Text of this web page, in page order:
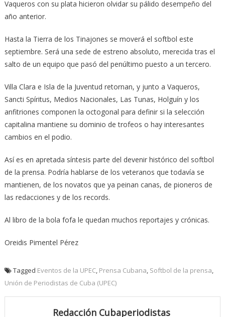
Vaqueros con su plata hicieron olvidar su pálido desempeño del
año anterior.
Hasta la Tierra de los Tinajones se moverá el softbol este
septiembre. Será una sede de estreno absoluto, merecida tras el
salto de un equipo que pasó del penúltimo puesto a un tercero.
Villa Clara e Isla de la Juventud retornan, y junto a Vaqueros,
Sancti Spíritus, Medios Nacionales, Las Tunas, Holguín y los
anfitriones componen la octogonal para definir si la selección
capitalina mantiene su dominio de trofeos o hay interesantes
cambios en el podio.
Así es en apretada síntesis parte del devenir histórico del softbol
de la prensa. Podría hablarse de los veteranos que todavía se
mantienen, de los novatos que ya peinan canas, de pioneros de
las redacciones y de los records.
Al libro de la bola fofa le quedan muchos reportajes y crónicas.
Oreidis Pimentel Pérez
Tagged Eventos de la UPEC, Prensa Cubana, Softbol de la prensa,
Unión de Periodistas de Cuba (UPEC)
Redacción Cubaperiodistas